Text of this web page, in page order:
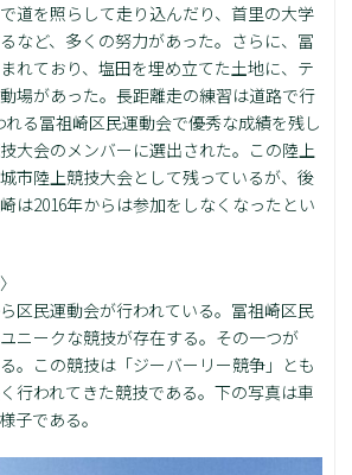
道を照らして走り込んだり、首里の大学
など、多くの努力があった。さらに、冨
れており、塩田を埋め立てた土地に、テ
場があった。長距離走の練習は道路で行
れる冨祖崎区民運動会で優秀な成績を残し
大会のメンバーに選出された。この陸上
市陸上競技大会として残っているが、後
は2016年からは参加をしなくなったとい
区民運動会が行われている。冨祖崎区民
ニークな競技が存在する。その一つが
。この競技は「ジーバーリー競争」とも
行われてきた競技である。下の写真は車
子である。